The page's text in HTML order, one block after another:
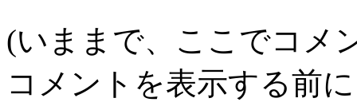
(いままで、ここでコメ
コメントを表示する前